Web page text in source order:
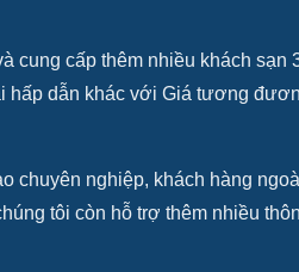
cung cấp thêm nhiều khách sạn
hấp dẫn khác với Giá tương
chuyên nghiệp, khách hàng
tôi còn hỗ trợ thêm nhiều